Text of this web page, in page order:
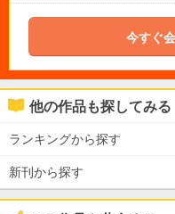
今すぐ
他の作品も探してみる
ランキングから探す
新刊から探す